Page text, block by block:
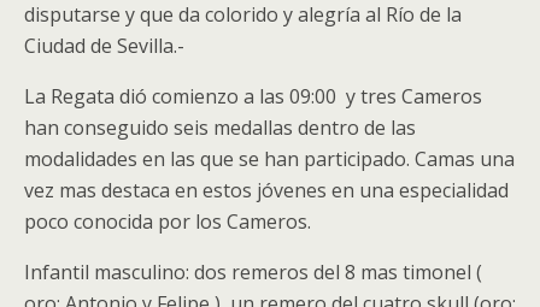
disputarse y que da colorido y alegría al Río de la
Ciudad de Sevilla.-
La Regata dió comienzo a las 09:00 y tres Cameros
han conseguido seis medallas dentro de las
modalidades en las que se han participado. Camas una
vez mas destaca en estos jóvenes en una especialidad
poco conocida por los Cameros.
Infantil masculino: dos remeros del 8 mas timonel (